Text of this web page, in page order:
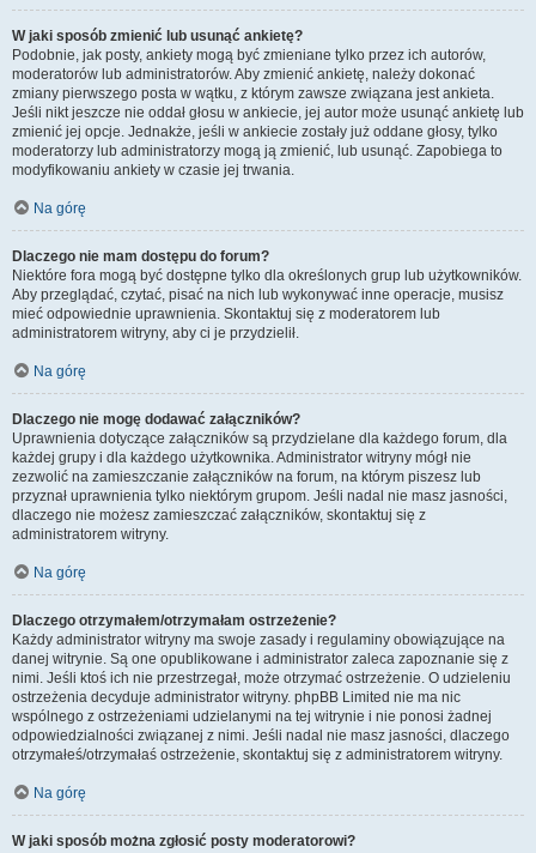
W jaki sposób zmienić lub usunąć ankietę?
Podobnie, jak posty, ankiety mogą być zmieniane tylko przez ich autorów,
moderatorów lub administratorów. Aby zmienić ankietę, należy dokonać
zmiany pierwszego posta w wątku, z którym zawsze związana jest ankieta.
Jeśli nikt jeszcze nie oddał głosu w ankiecie, jej autor może usunąć ankietę lub
zmienić jej opcje. Jednakże, jeśli w ankiecie zostały już oddane głosy, tylko
moderatorzy lub administratorzy mogą ją zmienić, lub usunąć. Zapobiega to
modyfikowaniu ankiety w czasie jej trwania.
Na górę
Dlaczego nie mam dostępu do forum?
Niektóre fora mogą być dostępne tylko dla określonych grup lub użytkowników.
Aby przeglądać, czytać, pisać na nich lub wykonywać inne operacje, musisz
mieć odpowiednie uprawnienia. Skontaktuj się z moderatorem lub
administratorem witryny, aby ci je przydzielił.
Na górę
Dlaczego nie mogę dodawać załączników?
Uprawnienia dotyczące załączników są przydzielane dla każdego forum, dla
każdej grupy i dla każdego użytkownika. Administrator witryny mógł nie
zezwolić na zamieszczanie załączników na forum, na którym piszesz lub
przyznał uprawnienia tylko niektórym grupom. Jeśli nadal nie masz jasności,
dlaczego nie możesz zamieszczać załączników, skontaktuj się z
administratorem witryny.
Na górę
Dlaczego otrzymałem/otrzymałam ostrzeżenie?
Każdy administrator witryny ma swoje zasady i regulaminy obowiązujące na
danej witrynie. Są one opublikowane i administrator zaleca zapoznanie się z
nimi. Jeśli ktoś ich nie przestrzegał, może otrzymać ostrzeżenie. O udzieleniu
ostrzeżenia decyduje administrator witryny. phpBB Limited nie ma nic
wspólnego z ostrzeżeniami udzielanymi na tej witrynie i nie ponosi żadnej
odpowiedzialności związanej z nimi. Jeśli nadal nie masz jasności, dlaczego
otrzymałeś/otrzymałaś ostrzeżenie, skontaktuj się z administratorem witryny.
Na górę
W jaki sposób można zgłosić posty moderatorowi?